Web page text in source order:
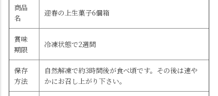
商品
名
迎春の上生菓子6個箱
賞味
期限
冷凍状態で2週間
保存
方法
自然解凍で約3時間後が食べ頃です。その後は速や
かにお召し上がり下さい。